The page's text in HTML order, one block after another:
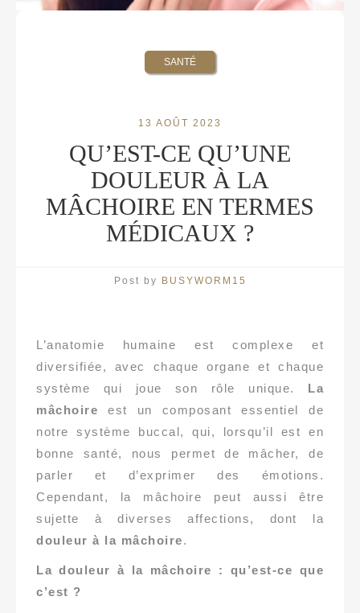
SANTÉ
13 AOÛT 2023
QU’EST-CE QU’UNE
DOULEUR À LA
MÂCHOIRE EN TERMES
MÉDICAUX ?
Post by BUSYWORM15
L’anatomie humaine est complexe et
diversifiée, avec chaque organe et chaque
système qui joue son rôle unique. La
mâchoire est un composant essentiel de
notre système buccal, qui, lorsqu’il est en
bonne santé, nous permet de mâcher, de
parler et d’exprimer des émotions.
Cependant, la mâchoire peut aussi être
sujette à diverses affections, dont la
douleur à la mâchoire.
La douleur à la mâchoire : qu’est-ce que
c’est ?